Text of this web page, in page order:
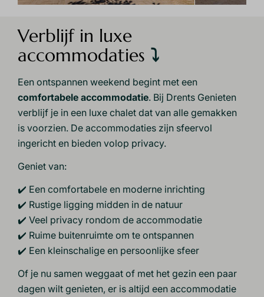
Verblijf in luxe
accommodaties ⤵
Een ontspannen weekend begint met een
comfortabele accommodatie. Bij Drents Genieten
verblijf je in een luxe chalet dat van alle gemakken
is voorzien. De accommodaties zijn sfeervol
ingericht en bieden volop privacy.
Geniet van:
✔️ Een comfortabele en moderne inrichting
✔️ Rustige ligging midden in de natuur
✔️ Veel privacy rondom de accommodatie
✔️ Ruime buitenruimte om te ontspannen
✔️ Een kleinschalige en persoonlijke sfeer
Of je nu samen weggaat of met het gezin een paar
dagen wilt genieten, er is altijd een accommodatie